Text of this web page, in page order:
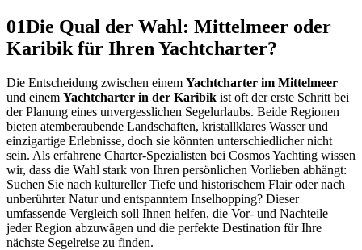
01Die Qual der Wahl: Mittelmeer oder
Karibik für Ihren Yachtcharter?
Die Entscheidung zwischen einem Yachtcharter im Mittelmeer
und einem Yachtcharter in der Karibik ist oft der erste Schritt bei
der Planung eines unvergesslichen Segelurlaubs. Beide Regionen
bieten atemberaubende Landschaften, kristallklares Wasser und
einzigartige Erlebnisse, doch sie könnten unterschiedlicher nicht
sein. Als erfahrene Charter-Spezialisten bei Cosmos Yachting wissen
wir, dass die Wahl stark von Ihren persönlichen Vorlieben abhängt:
Suchen Sie nach kultureller Tiefe und historischem Flair oder nach
unberührter Natur und entspanntem Inselhopping? Dieser
umfassende Vergleich soll Ihnen helfen, die Vor- und Nachteile
jeder Region abzuwägen und die perfekte Destination für Ihre
nächste Segelreise zu finden.